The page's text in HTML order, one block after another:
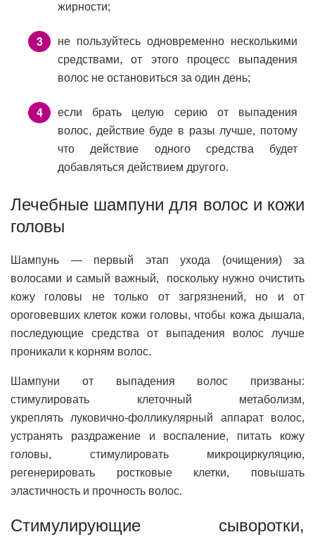
жирности;
не пользуйтесь одновременно несколькими
средствами, от этого процесс выпадения
волос не остановиться за один день;
если брать целую серию от выпадения
волос, действие буде в разы лучше, потому
что действие одного средства будет
добавляться действием другого.
Лечебные шампуни для волос и кожи
головы
Шампунь — первый этап ухода (очищения) за
волосами и самый важный, поскольку нужно очистить
кожу головы не только от загрязнений, но и от
ороговевших клеток кожи головы, чтобы кожа дышала,
последующие средства от выпадения волос лучше
проникали к корням волос.
Шампуни от выпадения волос призваны:
стимулировать клеточный метаболизм,
укреплять луковично-фолликулярный аппарат волос,
устранять раздражение и воспаление, питать кожу
головы, стимулировать микроциркуляцию,
регенерировать ростковые клетки, повышать
эластичность и прочность волос.
Стимулирующие сыворотки,